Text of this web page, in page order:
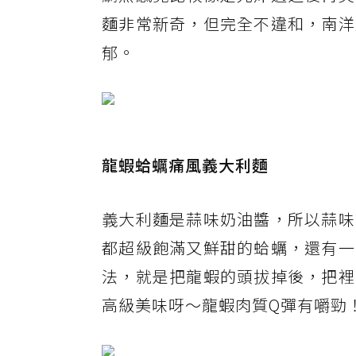
麵非常新奇，但完全不違和，南
郁。
龍蝦蛤蠣痛風義大利麵
義大利麵是蒜味奶油醬，所以蒜
都超級飽滿又鮮甜的蛤蠣，還有
法，就是把龍蝦的頭拔掉後，把
高級美味呀～龍蝦肉質Q彈有嚼勁